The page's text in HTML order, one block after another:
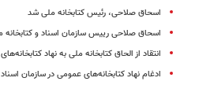
اسحاق صلاحی، رئیس کتابخانه ملی شد
اسحاق صلاحی رییس سازمان اسناد و کتابخانه
انتقاد از الحاق کتابخانه ملی به نهاد
ادغام نهاد کتابخانه‌های عمومی در سازمان